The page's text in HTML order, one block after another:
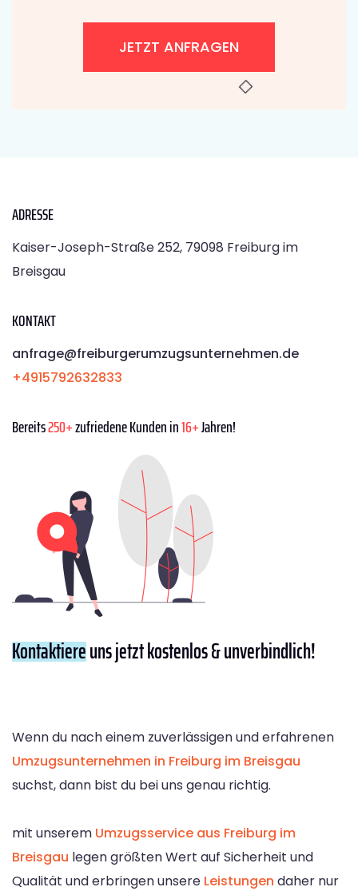
JETZT ANFRAGEN
ADRESSE
Kaiser-Joseph-Straße 252, 79098 Freiburg im
Breisgau
KONTAKT
anfrage@freiburgerumzugsunternehmen.de
+4915792632833
Bereits250+zufriedene Kunden in16+Jahren!
Kontaktiereuns jetzt kostenlos & unverbindlich!
Wenn du nach einem zuverlässigen und erfahrenen
Umzugsunternehmen in Freiburg im Breisgau
suchst, dann bist du bei uns genau richtig.
mit unserem Umzugsservice aus Freiburg im
Breisgau legen größten Wert auf Sicherheit und
Qualität und erbringen unsere Leistungen daher nur